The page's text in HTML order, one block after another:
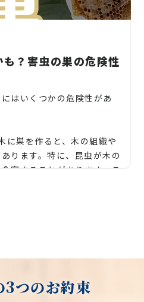
ア、紅葉、シマトネリコ、
ツラの木、柿、みかん、グ
、ジューンベリー、ヤマボ
つじ、コデマリ"
の相互作用は、害虫の発
の発生を促進することが
林業などの人間の活動は、
ことがあります。例えば、
ルチャーの植栽は、害虫
イバーシティの減少につな
あります！
していきましょう！
んのこと、外構工事やエク
お庭のことなら当社にお気
全力でご対応させて頂き
なども対応しております
ア、紅葉、シマトネリコ、
ツラの木、柿、みかん、グ
？害虫の巣の危険性
はいくつかの危険性があ
に巣を作ると、木の組織や
ります。特に、昆虫が木の
害することがあります。こ
るリスクがあります。
リア工事まで自社で一気
、お客様に寄り添ったお
3つのお約束